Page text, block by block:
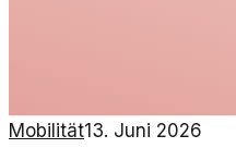
Mobilität13. Juni 2026